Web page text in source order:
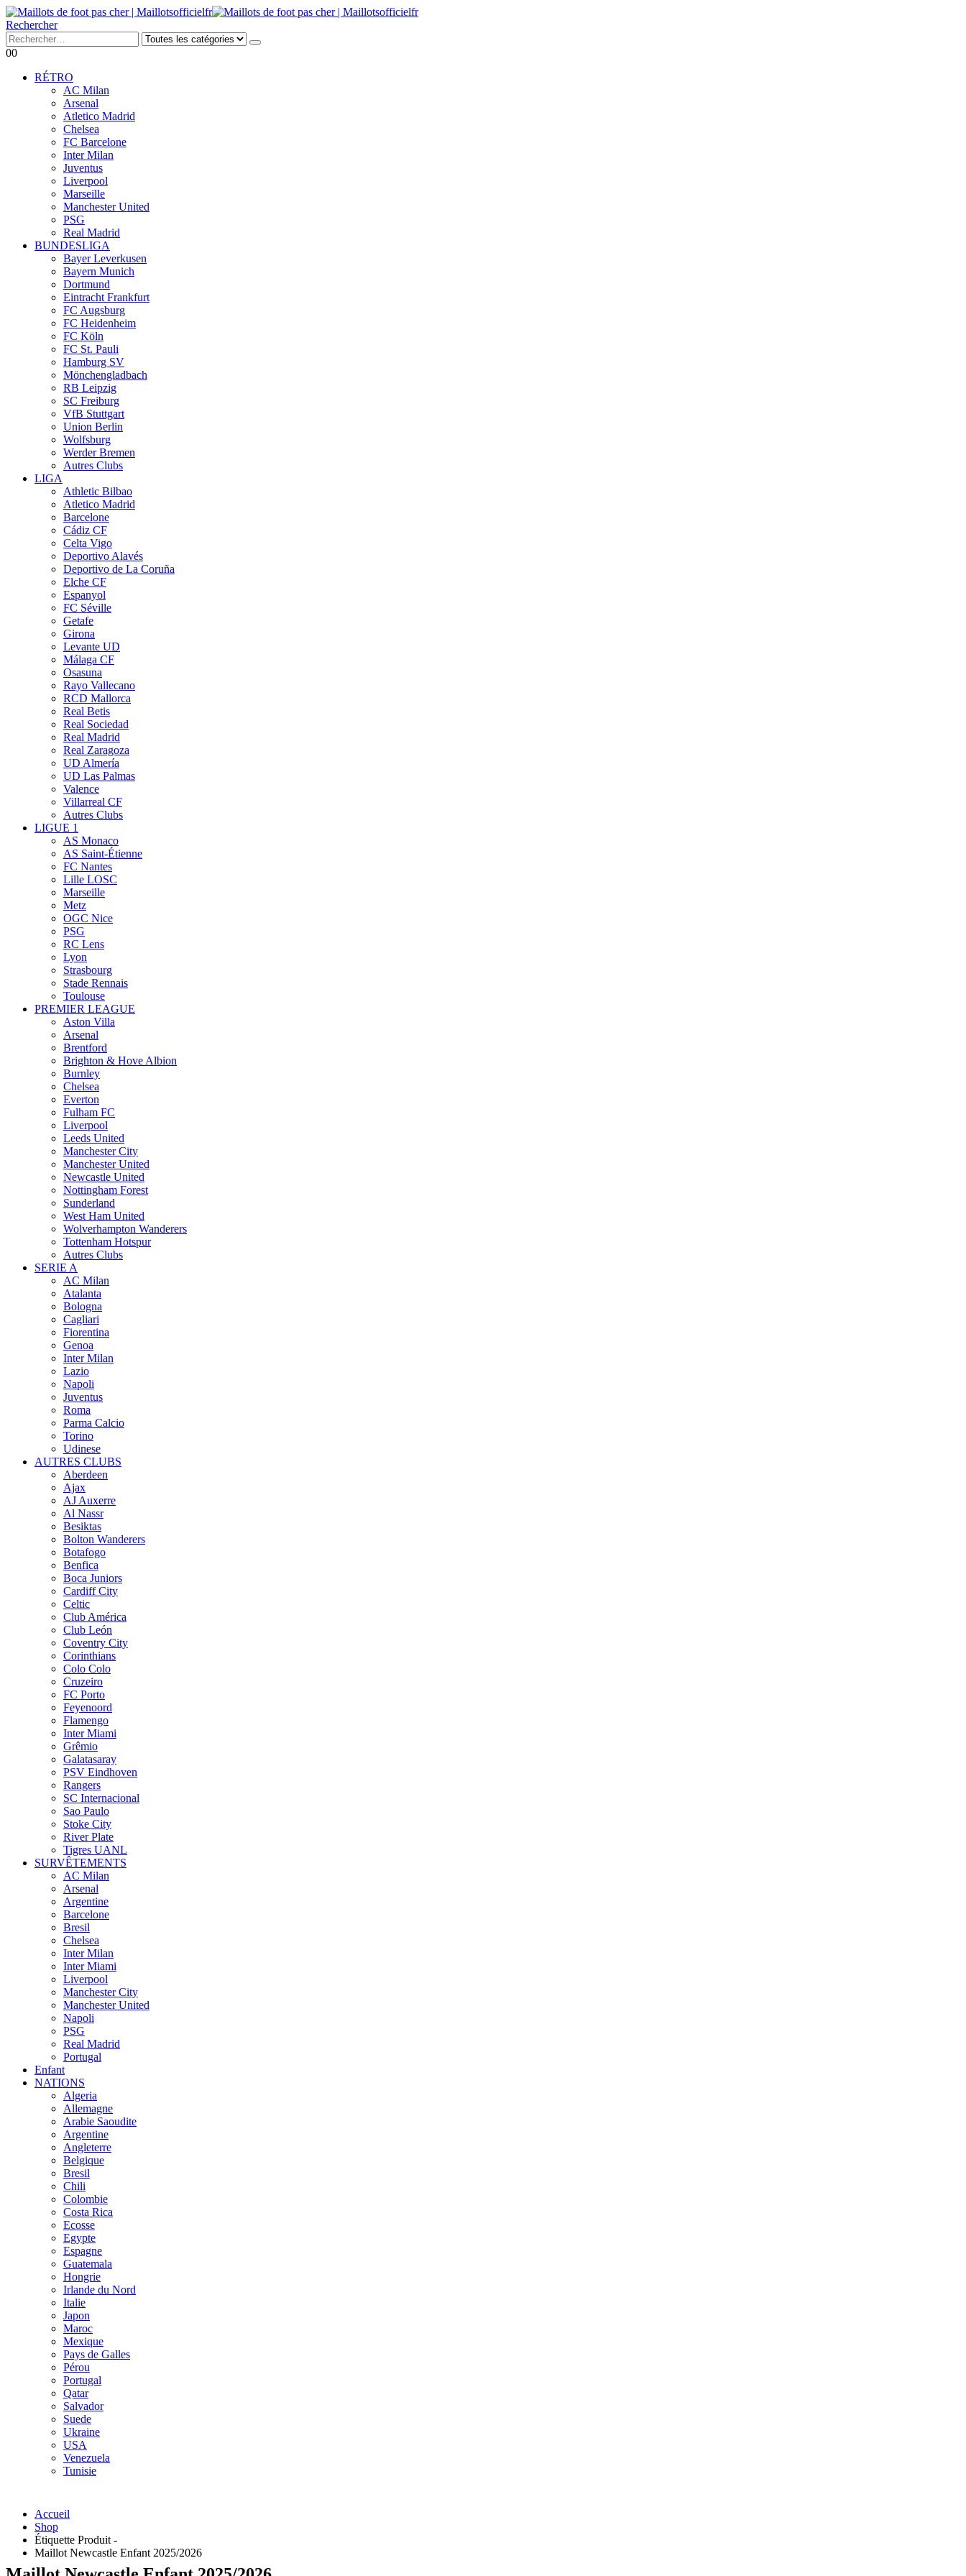
Rechercher
00
RÉTRO
AC Milan
Arsenal
Atletico Madrid
Chelsea
FC Barcelone
Inter Milan
Juventus
Liverpool
Marseille
Manchester United
PSG
Real Madrid
BUNDESLIGA
Bayer Leverkusen
Bayern Munich
Dortmund
Eintracht Frankfurt
FC Augsburg
FC Heidenheim
FC Köln
FC St. Pauli
Hamburg SV
Mönchengladbach
RB Leipzig
SC Freiburg
VfB Stuttgart
Union Berlin
Wolfsburg
Werder Bremen
Autres Clubs
LIGA
Athletic Bilbao
Atletico Madrid
Barcelone
Cádiz CF
Celta Vigo
Deportivo Alavés
Deportivo de La Coruña
Elche CF
Espanyol
FC Séville
Getafe
Girona
Levante UD
Málaga CF
Osasuna
Rayo Vallecano
RCD Mallorca
Real Betis
Real Sociedad
Real Madrid
Real Zaragoza
UD Almería
UD Las Palmas
Valence
Villarreal CF
Autres Clubs
LIGUE 1
AS Monaco
AS Saint-Étienne
FC Nantes
Lille LOSC
Marseille
Metz
OGC Nice
PSG
RC Lens
Lyon
Strasbourg
Stade Rennais
Toulouse
PREMIER LEAGUE
Aston Villa
Arsenal
Brentford
Brighton & Hove Albion
Burnley
Chelsea
Everton
Fulham FC
Liverpool
Leeds United
Manchester City
Manchester United
Newcastle United
Nottingham Forest
Sunderland
West Ham United
Wolverhampton Wanderers
Tottenham Hotspur
Autres Clubs
SERIE A
AC Milan
Atalanta
Bologna
Cagliari
Fiorentina
Genoa
Inter Milan
Lazio
Napoli
Juventus
Roma
Parma Calcio
Torino
Udinese
AUTRES CLUBS
Aberdeen
Ajax
AJ Auxerre
Al Nassr
Besiktas
Bolton Wanderers
Botafogo
Benfica
Boca Juniors
Cardiff City
Celtic
Club América
Club León
Coventry City
Corinthians
Colo Colo
Cruzeiro
FC Porto
Feyenoord
Flamengo
Inter Miami
Grêmio
Galatasaray
PSV Eindhoven
Rangers
SC Internacional
Sao Paulo
Stoke City
River Plate
Tigres UANL
SURVÊTEMENTS
AC Milan
Arsenal
Argentine
Barcelone
Bresil
Chelsea
Inter Milan
Inter Miami
Liverpool
Manchester City
Manchester United
Napoli
PSG
Real Madrid
Portugal
Enfant
NATIONS
Algeria
Allemagne
Arabie Saoudite
Argentine
Angleterre
Belgique
Bresil
Chili
Colombie
Costa Rica
Ecosse
Egypte
Espagne
Guatemala
Hongrie
Irlande du Nord
Italie
Japon
Maroc
Mexique
Pays de Galles
Pérou
Portugal
Qatar
Salvador
Suede
Ukraine
USA
Venezuela
Tunisie
Accueil
Shop
Étiquette Produit -
Maillot Newcastle Enfant 2025/2026